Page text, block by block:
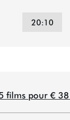
20:10
films pour €